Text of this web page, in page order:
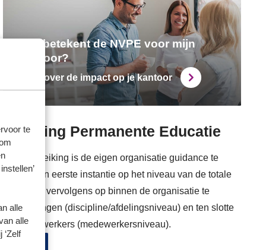
te
alle
alle
Wat betekent de NVPE voor mijn
kantoor?
Lees over de impact op je kantoor
Permanente Educatie
is de eigen organisatie guidance te
In eerste instantie op het niveau van de totale
vervolgens op binnen de organisatie te
afdelingen (discipline/afdelingsniveau) en ten slotte
medewerkers (medewerkersniveau).